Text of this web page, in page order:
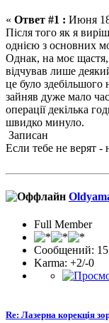
« Ответ #1 : Июня
Після того як я
однією з основних
Однак, на моє
відчував лише
це було здебільшого
зайняв дуже мало
операції декілька
швидко минуло.
Записан
Если тебе не верят -
Full Member
Сообщений:
Karma: +2/-0
Re: Лазерна корекція